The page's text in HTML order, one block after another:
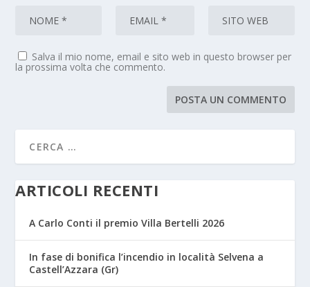
Salva il mio nome, email e sito web in questo browser per
la prossima volta che commento.
ARTICOLI RECENTI
A Carlo Conti il premio Villa Bertelli 2026
In fase di bonifica l’incendio in località Selvena a
Castell’Azzara (Gr)